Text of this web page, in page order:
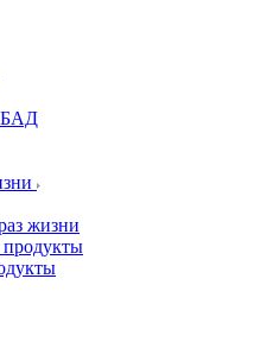
БАД
жизни
продукты